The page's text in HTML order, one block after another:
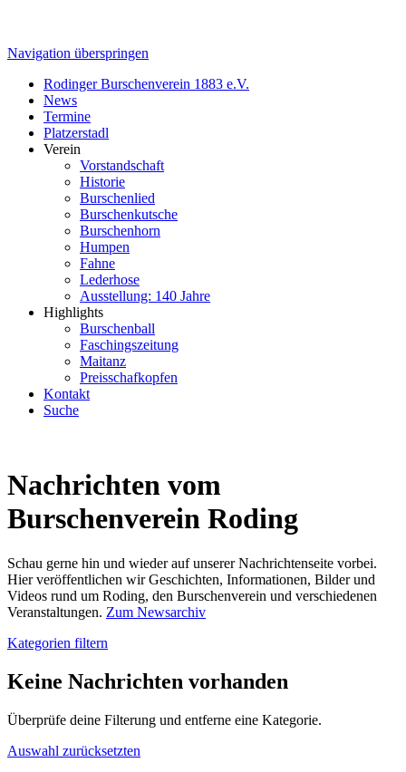
Navigation überspringen
Rodinger Burschenverein 1883 e.V.
News
Termine
Platzerstadl
Verein
Vorstandschaft
Historie
Burschenlied
Burschenkutsche
Burschenhorn
Humpen
Fahne
Lederhose
Ausstellung: 140 Jahre
Highlights
Burschenball
Faschingszeitung
Maitanz
Preisschafkopfen
Kontakt
Suche
Nachrichten vom
Burschenverein Roding
Schau gerne hin und wieder auf unserer Nachrichtenseite vorbei.
Hier veröffentlichen wir Geschichten, Informationen, Bilder und
Videos rund um Roding, den Burschenverein und verschiedenen
Veranstaltungen. Zum Newsarchiv
Kategorien filtern
Keine Nachrichten vorhanden
Überprüfe deine Filterung und entferne eine Kategorie.
Auswahl zurücksetzten